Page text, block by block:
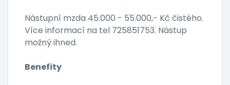
Nástupní mzda 45.000 - 55.000,- Kč čistého.
Více informací na tel 725851753. Nástup
možný ihned.
Benefity